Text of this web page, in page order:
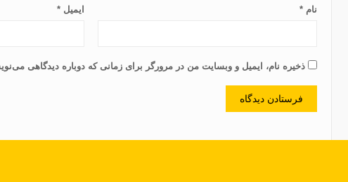
نام* ایمیل*
ذخیره نام، ایمیل و وبسایت من در مرورگر برای زمانی که دوباره دیدگاهی